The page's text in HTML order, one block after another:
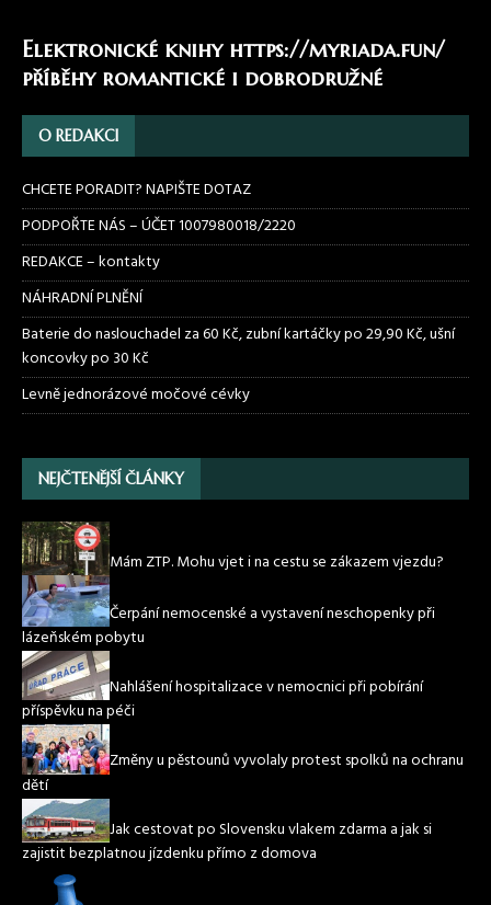
Elektronické knihy https://myriada.fun/
příběhy romantické i dobrodružné
O REDAKCI
CHCETE PORADIT? NAPIŠTE DOTAZ
PODPOŘTE NÁS – ÚČET 1007980018/2220
REDAKCE – kontakty
NÁHRADNÍ PLNĚNÍ
Baterie do naslouchadel za 60 Kč, zubní kartáčky po 29,90 Kč, ušní
koncovky po 30 Kč
Levně jednorázové močové cévky
NEJČTENĚJŠÍ ČLÁNKY
Mám ZTP. Mohu vjet i na cestu se zákazem vjezdu?
Čerpání nemocenské a vystavení neschopenky při
lázeňském pobytu
Nahlášení hospitalizace v nemocnici při pobírání
příspěvku na péči
Změny u pěstounů vyvolaly protest spolků na ochranu
dětí
Jak cestovat po Slovensku vlakem zdarma a jak si
zajistit bezplatnou jízdenku přímo z domova